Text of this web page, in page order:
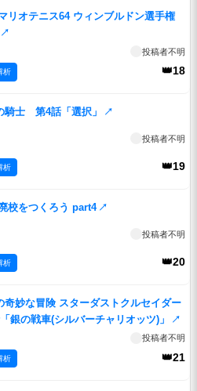
ス64 ウィンブルドン選手権
↗
投稿者不明
👑18
析
騎士 第4話「選択」 ↗
投稿者不明
👑19
析
校をつくろう part4 ↗
投稿者不明
👑20
析
奇妙な冒険 スターダストクルセイダー
銀の戦車(シルバーチャリオッツ)」
↗
投稿者不明
👑21
析